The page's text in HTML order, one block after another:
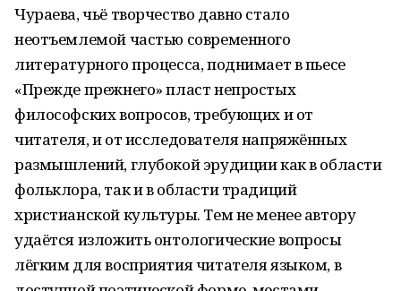
Чураева, чьё творчество давно стало
неотъемлемой частью современного
литературного процесса, поднимает в пьесе
«Прежде прежнего» пласт непростых
философских вопросов, требующих и от
читателя, и от исследователя напряжённых
размышлений, глубокой эрудиции как в области
фольклора, так и в области традиций
христианской культуры. Тем не менее автору
удаётся изложить онтологические вопросы
лёгким для восприятия читателя языком, в